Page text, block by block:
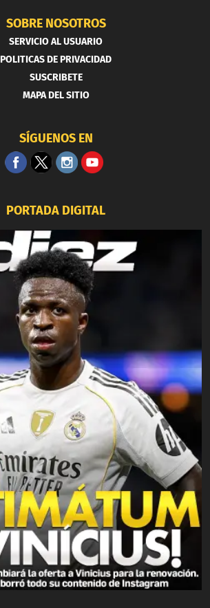
SOBRE NOSOTROS
SERVICIO AL USUARIO
POLITICAS DE PRIVACIDAD
SUSCRIBETE
MAPA DEL SITIO
SÍGUENOS EN
PORTADA DIGITAL